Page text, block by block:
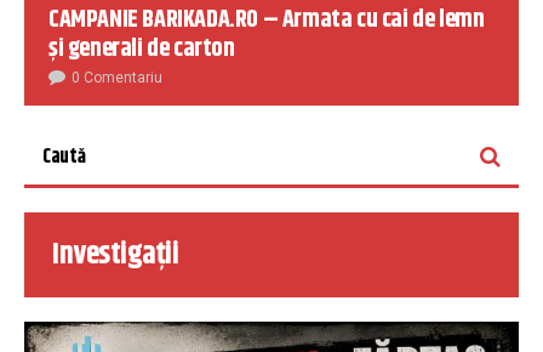
CAMPANIE BARIKADA.RO – Armata cu cai de lemn
și generali de carton
0 Comentariu
Investigații